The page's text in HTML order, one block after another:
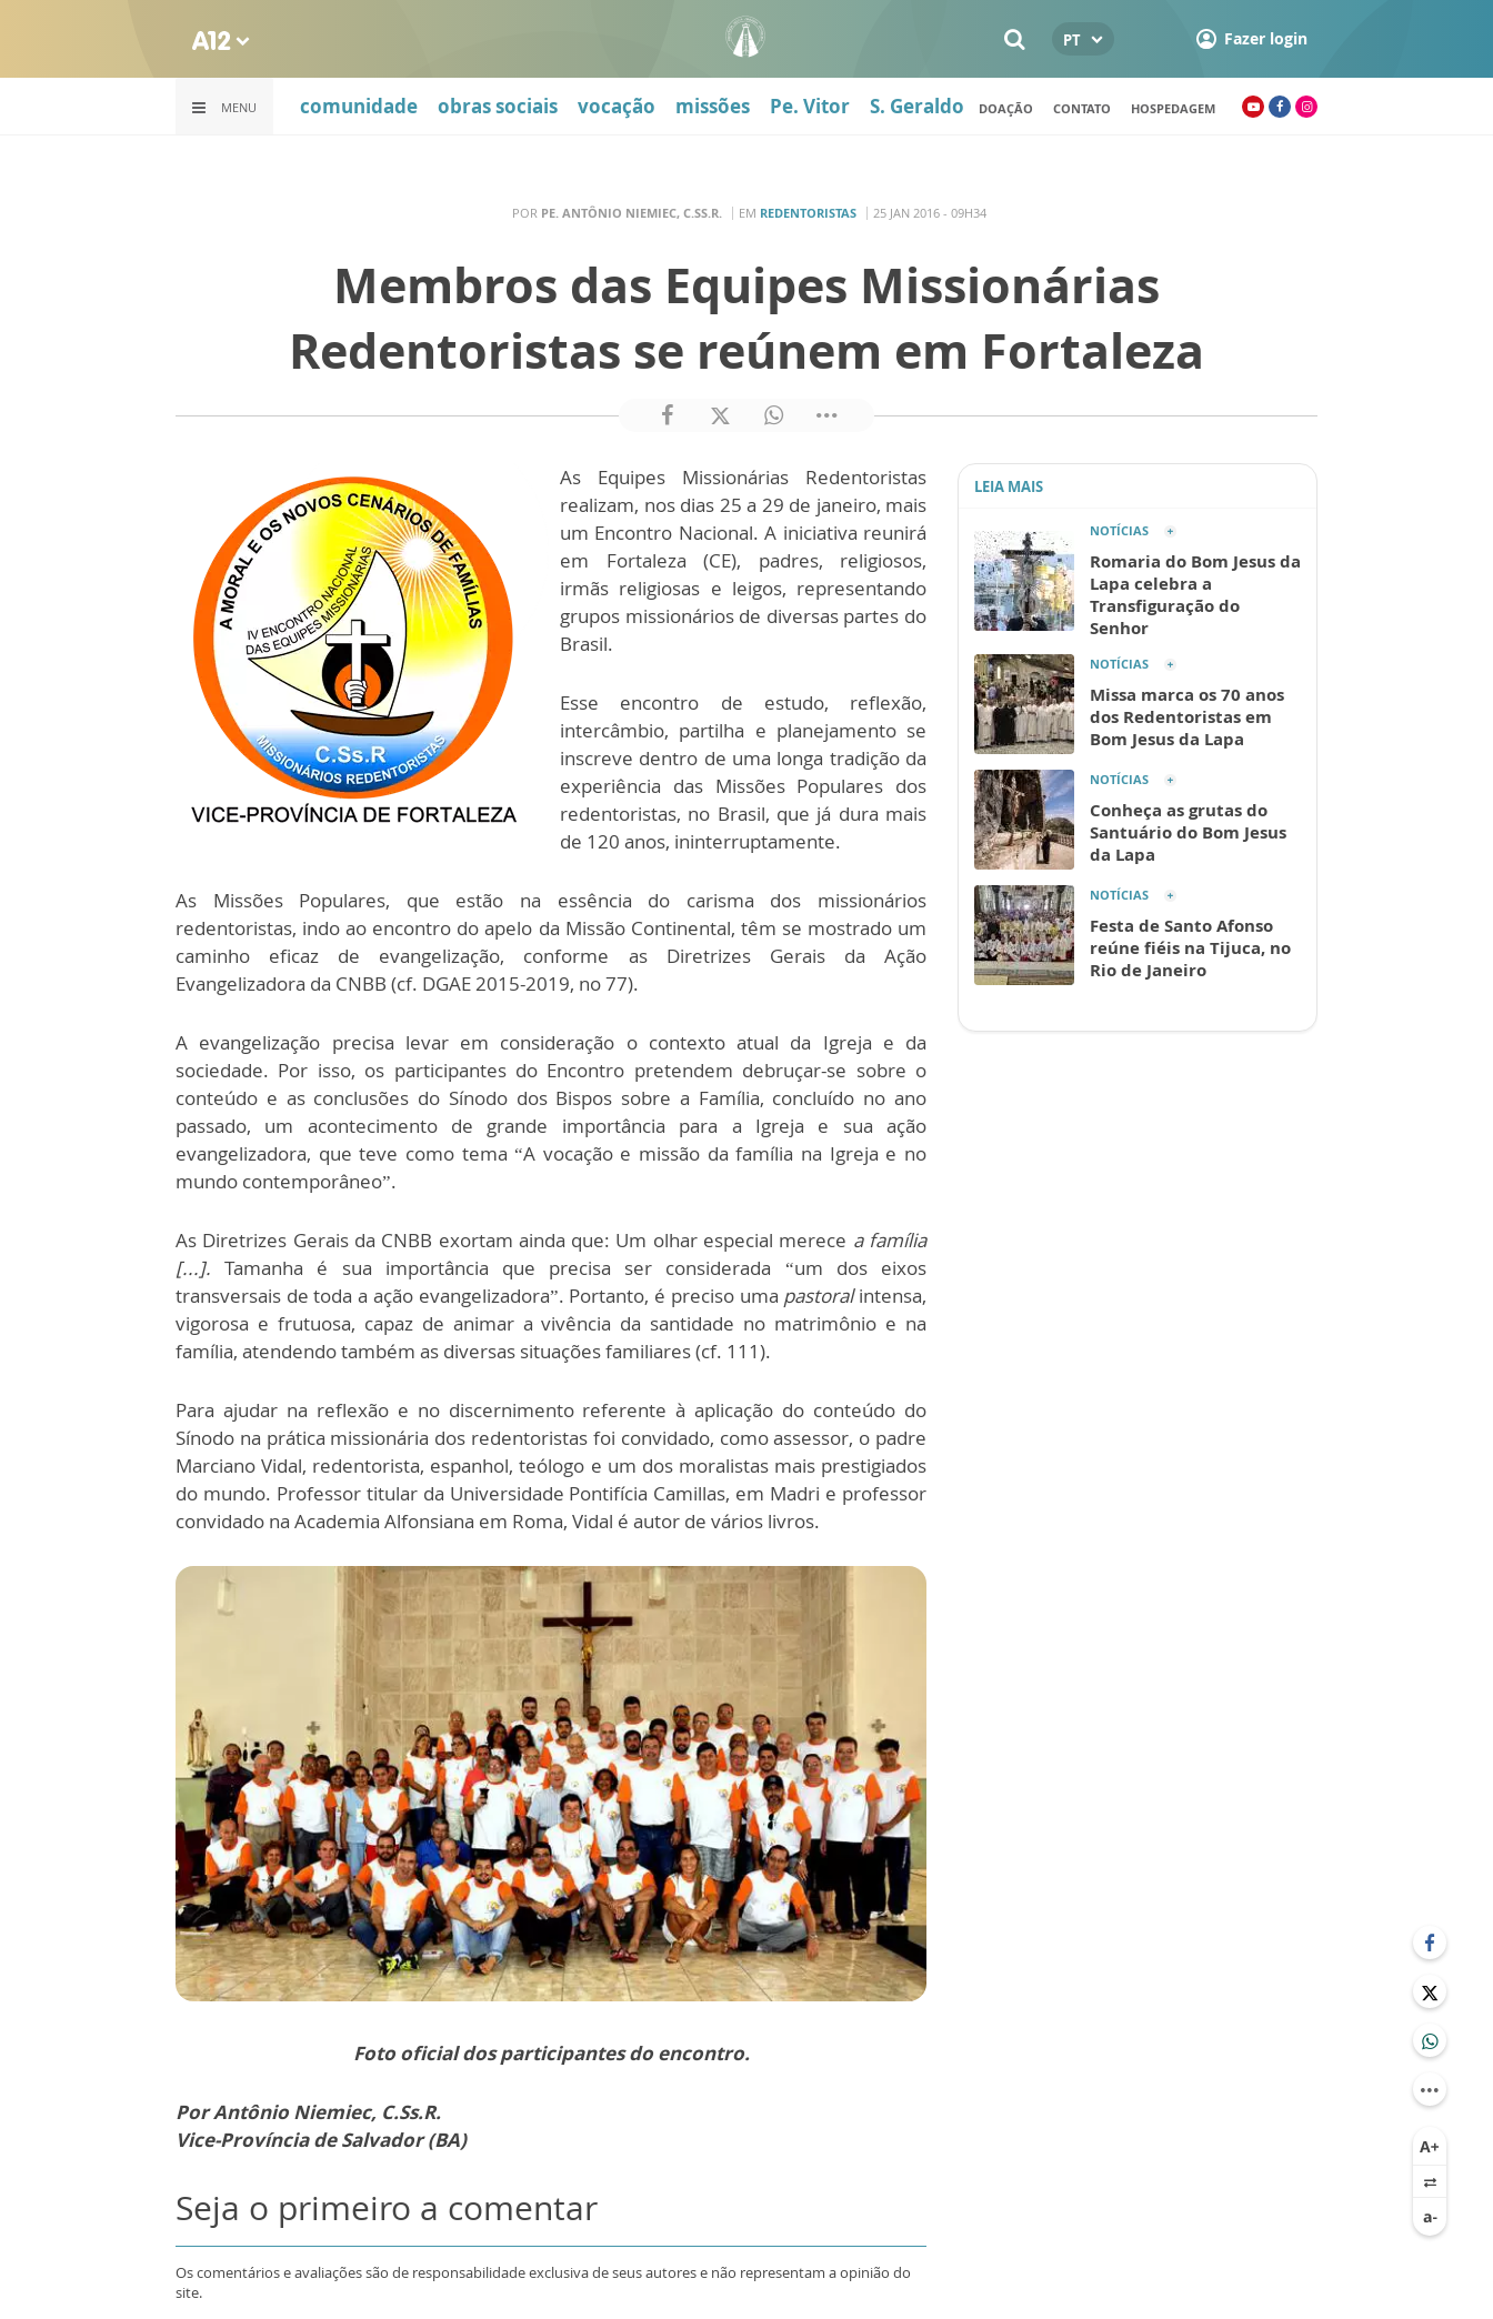
PT Fazer login
MENU comunidade obras sociais vocação missões Pe. Vitor S. Geraldo DOAÇÃO CONTATO HOSPEDAGEM
POR PE. ANTÔNIO NIEMIEC, C.SS.R. EM REDENTORISTAS 25 JAN 2016 - 09H34
Membros das Equipes Missionárias
Redentoristas se reúnem em Fortaleza
As Equipes Missionárias Redentoristas
realizam, nos dias 25 a 29 de janeiro, mais
um Encontro Nacional. A iniciativa reunirá
em Fortaleza (CE), padres, religiosos,
irmãs religiosas e leigos, representando
grupos missionários de diversas partes do
Brasil.
Esse encontro de estudo, reflexão,
intercâmbio, partilha e planejamento se
inscreve dentro de uma longa tradição da
experiência das Missões Populares dos
redentoristas, no Brasil, que já dura mais
de 120 anos, ininterruptamente.
As Missões Populares, que estão na essência do carisma dos missionários
redentoristas, indo ao encontro do apelo da Missão Continental, têm se mostrado um
caminho eficaz de evangelização, conforme as Diretrizes Gerais da Ação
Evangelizadora da CNBB (cf. DGAE 2015-2019, no 77).
A evangelização precisa levar em consideração o contexto atual da Igreja e da
sociedade. Por isso, os participantes do Encontro pretendem debruçar-se sobre o
conteúdo e as conclusões do Sínodo dos Bispos sobre a Família, concluído no ano
passado, um acontecimento de grande importância para a Igreja e sua ação
evangelizadora, que teve como tema “A vocação e missão da família na Igreja e no
mundo contemporâneo”.
As Diretrizes Gerais da CNBB exortam ainda que: Um olhar especial merece a família
[...]. Tamanha é sua importância que precisa ser considerada “um dos eixos
transversais de toda a ação evangelizadora”. Portanto, é preciso uma pastoralintensa,
vigorosa e frutuosa, capaz de animar a vivência da santidade no matrimônio e na
família, atendendo também as diversas situações familiares (cf. 111).
Para ajudar na reflexão e no discernimento referente à aplicação do conteúdo do
Sínodo na prática missionária dos redentoristas foi convidado, como assessor, o padre
Marciano Vidal, redentorista, espanhol, teólogo e um dos moralistas mais prestigiados
do mundo. Professor titular da Universidade Pontifícia Camillas, em Madri e professor
convidado na Academia Alfonsiana em Roma, Vidal é autor de vários livros.
Foto oficial dos participantes do encontro.
Por Antônio Niemiec, C.Ss.R.
Vice-Província de Salvador (BA)
Seja o primeiro a comentar
Os comentários e avaliações são de responsabilidade exclusiva de seus autores e não representam a opinião do
site.
LEIA MAIS
NOTÍCIAS
Romaria do Bom Jesus da
Lapa celebra a
Transfiguração do
Senhor
NOTÍCIAS
Missa marca os 70 anos
dos Redentoristas em
Bom Jesus da Lapa
NOTÍCIAS
Conheça as grutas do
Santuário do Bom Jesus
da Lapa
NOTÍCIAS
Festa de Santo Afonso
reúne fiéis na Tijuca, no
Rio de Janeiro